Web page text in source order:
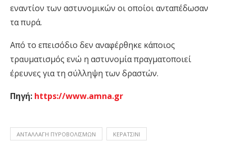
εναντίον των αστυνομικών οι οποίοι ανταπέδωσαν
τα πυρά.
Από το επεισόδιο δεν αναφέρθηκε κάποιος
τραυματισμός ενώ η αστυνομία πραγματοποιεί
έρευνες για τη σύλληψη των δραστών.
Πηγή: https://www.amna.gr
ΑΝΤΑΛΛΑΓΗ ΠΥΡΟΒΟΛΙΣΜΩΝ ΚΕΡΑΤΣΙΝΙ